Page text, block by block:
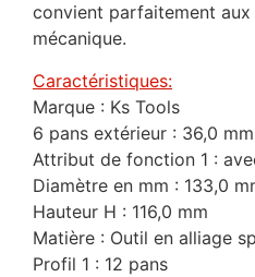
convient parfaitement
mécanique.
Caractéristiques:
Marque : Ks Tools
6 pans extérieur : 36,0 mm
Attribut de fonction 1 :
Diamètre en mm : 133,0
Hauteur H : 116,0 mm
Matière : Outil en alliage
Profil 1 : 12 pans